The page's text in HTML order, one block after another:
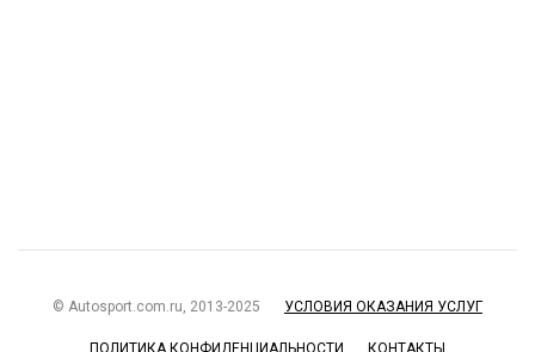
© Autosport.com.ru, 2013-2025 УСЛОВИЯ ОКАЗАНИЯ УСЛУГ
ПОЛИТИКА КОНФИДЕНЦИАЛЬНОСТИ КОНТАКТЫ